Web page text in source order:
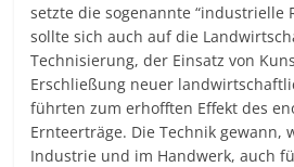
setzte die sogenannte “industrielle
sollte sich auch auf die
Technisierung, der Einsatz von
Erschließung neuer
führten zum erhofften Effekt des
Ernteerträge. Die Technik gewann,
Industrie und im Handwerk, auch